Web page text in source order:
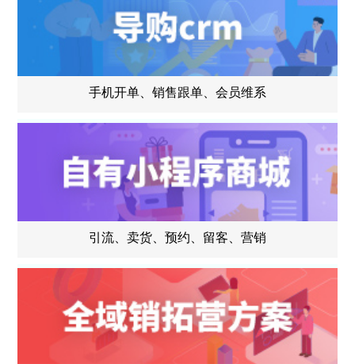
手机开单、销售跟单、会员维系
引流、卖货、预约、留客、营销